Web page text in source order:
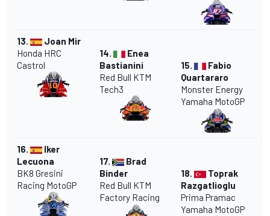
13.
Joan Mir
Honda HRC
Castrol
14.
Enea
Bastianini
Red Bull KTM
Tech3
15.
Fabio
Quartararo
Monster Energy
Yamaha MotoGP
16.
Iker
Lecuona
BK8 Gresini
Racing MotoGP
17.
Brad
Binder
Red Bull KTM
Factory Racing
18.
Toprak
Razgatlioglu
Prima Pramac
Yamaha MotoGP